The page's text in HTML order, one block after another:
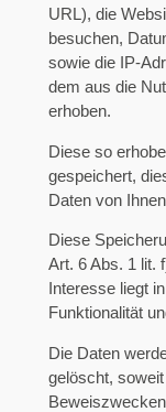
URL), die
besuchen,
sowie die IP-
dem aus die
erhoben.
Diese so
gespeichert,
Daten von
Diese
Art. 6 Abs. 1 lit.
Interesse liegt
Funktionalität
Die Daten
gelöscht,